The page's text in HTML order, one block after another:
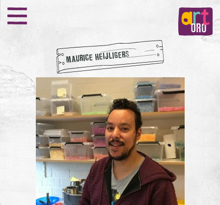
MAURICE HEIJLIGERS